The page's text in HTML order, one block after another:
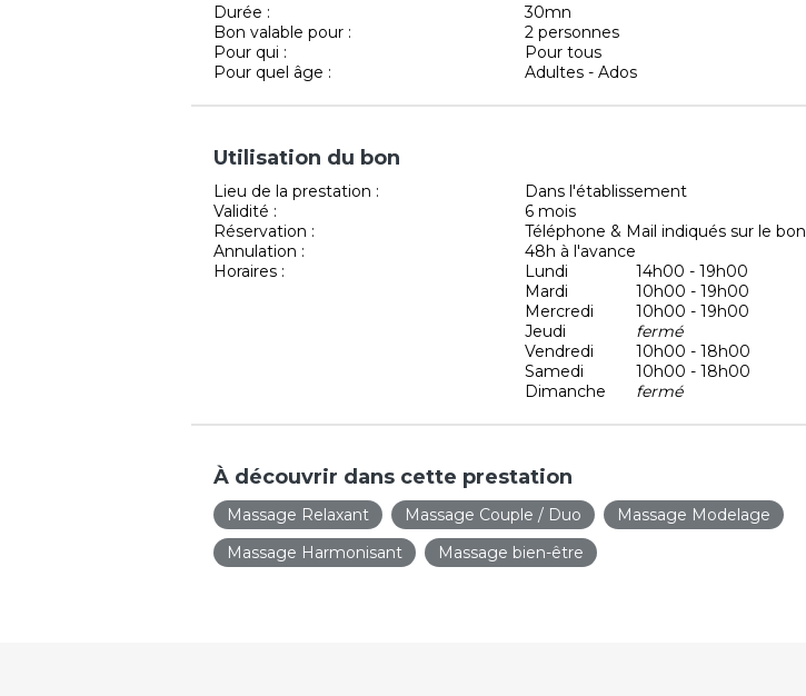
Durée :
30mn
Bon valable pour :
2 personnes
Pour qui :
Pour tous
Pour quel âge :
Adultes - Ados
Utilisation du bon
Lieu de la prestation :
Dans l'établissement
Validité :
6 mois
Réservation :
Téléphone & Mail indiqués sur le bon
Annulation :
48h à l'avance
Horaires :
Lundi
14h00 - 19h00
Mardi
10h00 - 19h00
Mercredi
10h00 - 19h00
Jeudi
fermé
Vendredi
10h00 - 18h00
Samedi
10h00 - 18h00
Dimanche
fermé
À découvrir dans cette prestation
Massage Relaxant Massage Couple / Duo
Massage Modelage
Massage Harmonisant
Massage bien-être